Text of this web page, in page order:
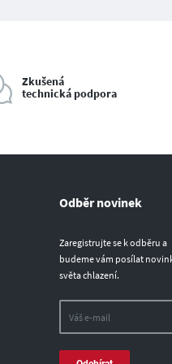
Zkušená
technická podpora
Odběr novinek
Zaregistrujte se k odběru a
budeme vám posílat
světa chlazení.